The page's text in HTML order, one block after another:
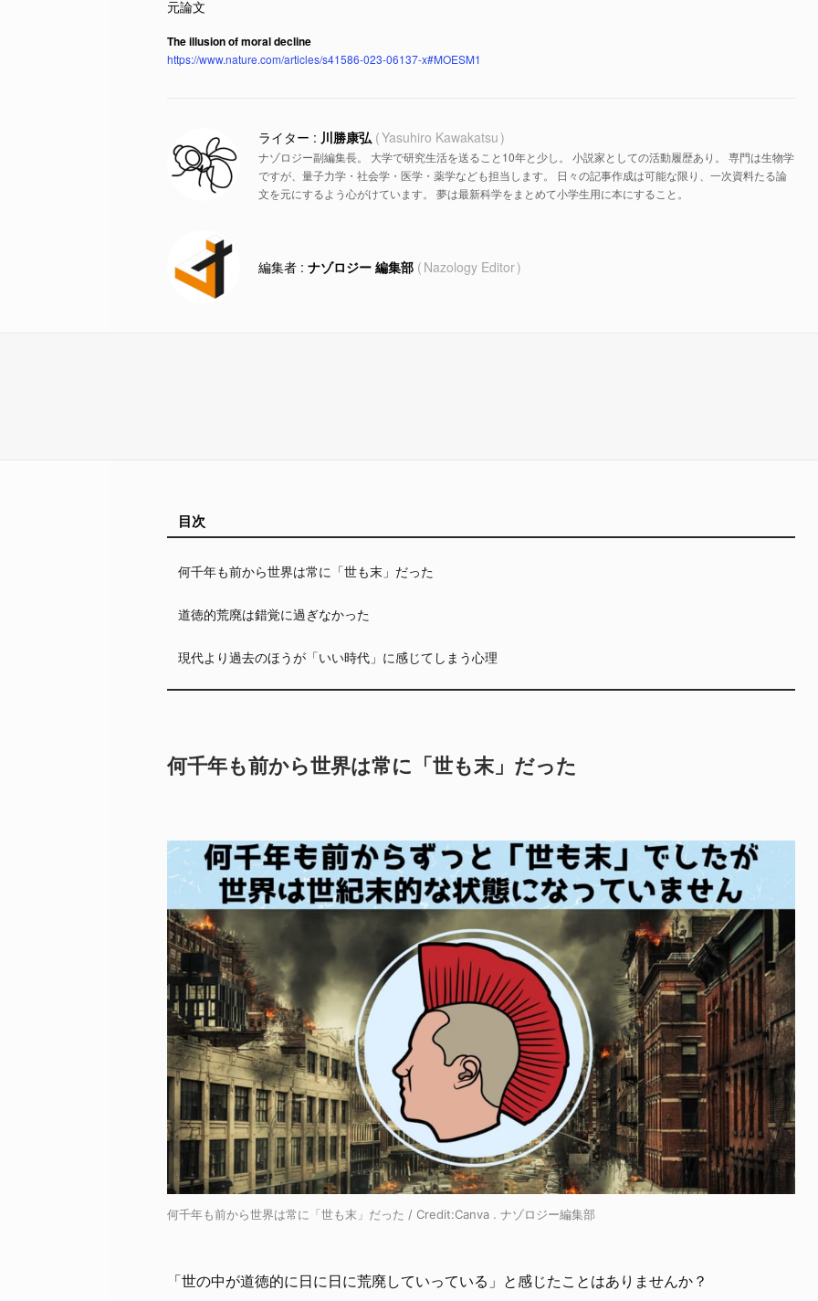
The illusion of moral decline
https://www.nature.com/articles/s41586-023-06137-x#MOESM1
川勝康弘 Yasuhiro Kawakatsu
ナゾロジー副編集長。 大学で研究生活を送ること10年と少し。 小説家としての活動履歴あり。 専門は生物学
ですが、量子力学・社会学・医学・薬学なども担当します。 日々の記事作成は可能な限り、一次資料たる論
文を元にするよう心がけています。 夢は最新科学をまとめて小学生用に本にすること。
ナゾロジー 編集部 Nazology Editor
目次
何千年も前から世界は常に「世も末」だった
道徳的荒廃は錯覚に過ぎなかった
現代より過去のほうが「いい時代」に感じてしまう心理
何千年も前から世界は常に「世も末」だった
何千年も前から世界は常に「世も末」だった / Credit:Canva . ナゾロジー編集部
「世の中が道徳的に日に日に荒廃していっている」と感じたことはありませんか？